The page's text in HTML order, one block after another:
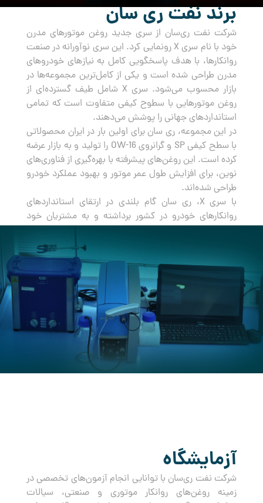
برند نفت ری سان
شرکت نفت ری‌سان از سری جدید روغن‌ موتورهای مدرن
خود با نام سری X رونمایی کرد. این سری نوآورانه در صنعت
روانکارها، با هدف پاسخگویی کامل به نیازهای خودروهای
مدرن طراحی شده است و یکی از کامل‌ترین مجموعه‌ها در
بازار محسوب می‌شود. سری X شامل طیف گسترده‌ای از
روغن‌ موتورهایی با سطوح کیفی متفاوت است که تمامی
استانداردهای جهانی را پوشش می‌دهند.
در این مجموعه، ری سان برای اولین بار در ایران محصولاتی
با سطح کیفی SP و گرانروی OW-16 را تولید و به بازار عرضه
کرده است. این روغن‌های پیشرفته با بهره‌گیری از فناوری‌های
نوین، برای افزایش طول عمر موتور و بهبود عملکرد خودرو
طراحی شده‌اند.
با سری X، ری سان گام بلندی در ارتقای استانداردهای
روانکارهای خودرو در کشور برداشته و به مشتریان خود
آزمایشگاه
شرکت نفت ری‌سان با توانایی انجام آزمون‌های تخصصی در
زمینه روغن‌های روانکار موتوری و صنعتی، سیالات